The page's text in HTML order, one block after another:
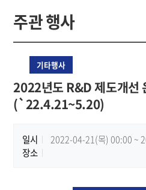
주관 행사
기타행사
2022년도 R&D 제도개선
(`22.4.21~5.20)
일시
2022-04-21(목) 00:00 ~
장소